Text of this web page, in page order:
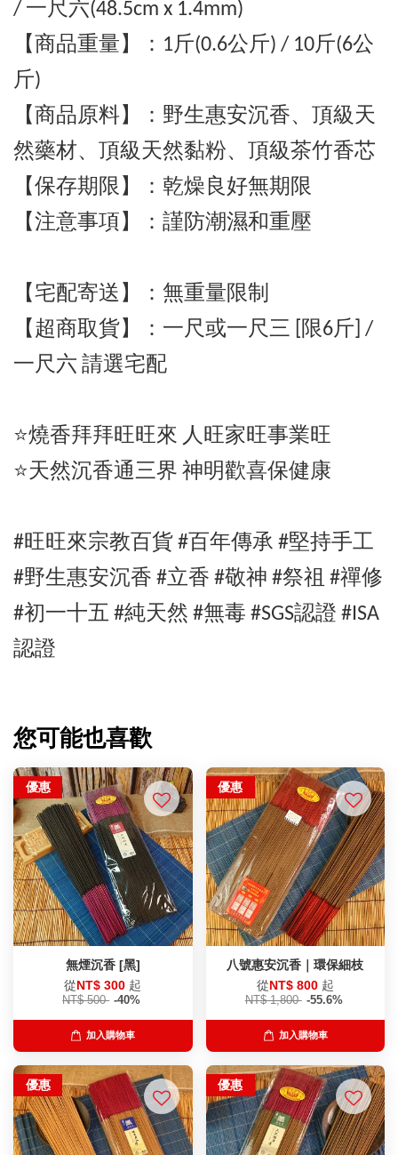
/ 一尺六(48.5cm x 1.4mm)
【商品重量】：1斤(0.6公斤) / 10斤(6公
斤)
【商品原料】：野生惠安沉香、 頂級 天
然藥材、 頂級 天然黏粉、頂級茶竹香芯
【保存期限】：乾燥良好無期限
【注意事項】：謹防潮濕和重壓
【宅配寄送】 ： 無重量限制
【超商取貨】
：一尺或一尺三 [
限6斤] /
一尺六 請選宅配
⭐️燒香拜拜旺旺來 人旺家旺事業旺
⭐️天然沉香通三界 神明歡喜保健康
#旺旺來宗教百貨 #百年傳承 #堅持手工
#野生惠安沉香 #立香 #敬神 #祭祖 #禪修
#初一十五 #純天然 #無毒 #SGS認證 #ISA
認證
您可能也喜歡
優惠
無煙沉香 [黑]
從NT$ 300 起
NT$ 500 -40%
加入購物車
優惠
八號惠安沉香｜環保細枝
從NT$ 800 起
NT$ 1,800 -55.6%
加入購物車
優惠 優惠